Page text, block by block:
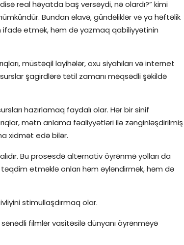
real həyatda baş versəydi, nə olardı?” kimi
Bundan əlavə, gündəliklər və ya həftəlik
ifadə etmək, həm də yazmaq qabiliyyətinin
müstəqil layihələr, oxu siyahıları və internet
şagirdlərə tətil zamanı məqsədli şəkildə
hazırlamaq faydalı olar. Hər bir sinif
mətn anlama fəaliyyətləri ilə zənginləşdirilmiş
xidmət edə bilər.
Bu prosesdə alternativ öyrənmə yolları da
etməklə onları həm əyləndirmək, həm də
stimullaşdırmaq olar.
filmlər vasitəsilə dünyanı öyrənməyə